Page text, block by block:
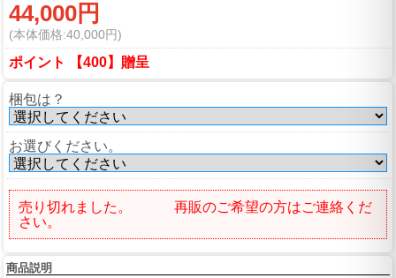
44,000円
(本体価格:40,000円)
ポイント 【400】贈呈
梱包は？
お選びください。
売り切れました。 再販のご希望の方はご連絡くだ
さい。
商品説明